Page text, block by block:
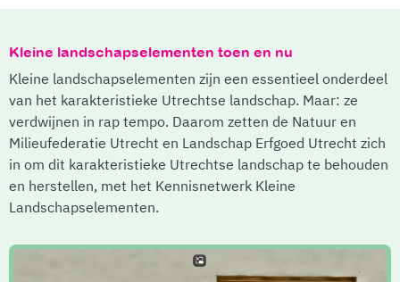
Kleine landschapselementen toen en nu
Kleine landschapselementen zijn een essentieel onderdeel
van het karakteristieke Utrechtse landschap. Maar: ze
verdwijnen in rap tempo. Daarom zetten de Natuur en
Milieufederatie Utrecht en Landschap Erfgoed Utrecht zich
in om dit karakteristieke Utrechtse landschap te behouden
en herstellen, met het Kennisnetwerk Kleine
Landschapselementen.